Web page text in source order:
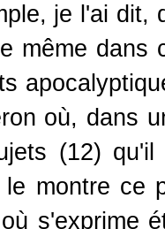
je l'ai dit,
même
où, dans
(12)
le montre
s'exprime